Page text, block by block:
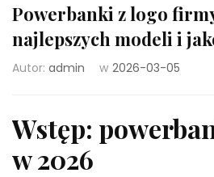
Powerbanki z logo
najlepszych modeli i
Autor: admin w 2026-03-05
Wstęp:
w 2026